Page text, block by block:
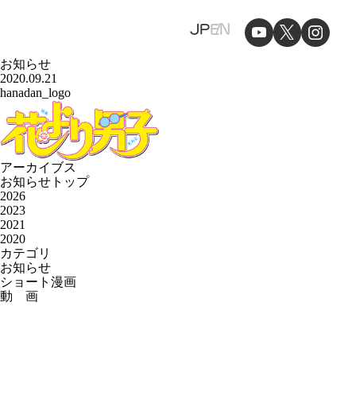
JPEN
お知らせ
2020.09.21
hanadan_logo
アーカイブス
お知らせトップ
2026
2023
2021
2020
カテゴリ
お知らせ
ショート漫画
動 画